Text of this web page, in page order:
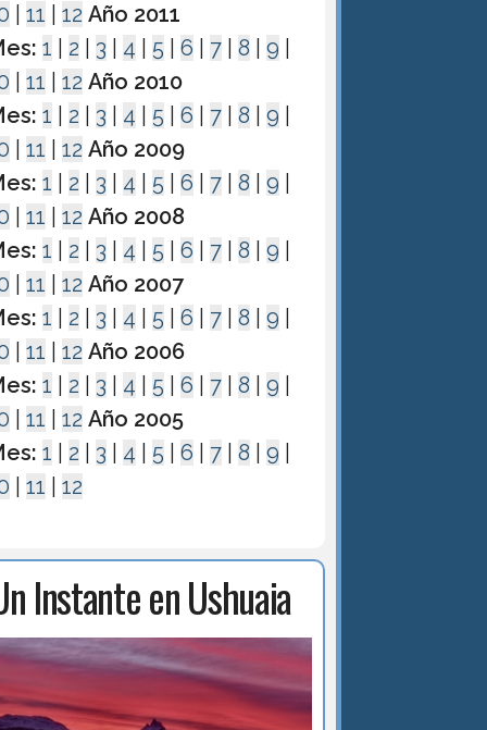
|11 |12 Año 2011
1 2 3 4 5 |6 7 |8 |9
|11 |12 Año 2010
1 2 3 4 5 |6 7 |8 |9
|11 |12 Año 2009
1 2 3 4 5 |6 7 |8 |9
|11 |12 Año 2008
1 2 3 4 5 |6 7 |8 |9
|11 |12 Año 2007
1 2 3 4 5 |6 7 |8 |9
|11 |12 Año 2006
1 2 3 4 5 |6 7 |8 |9
|11 |12 Año 2005
1 2 3 4 5 |6 7 |8 |9
|11 |12
Instante en Ushuaia